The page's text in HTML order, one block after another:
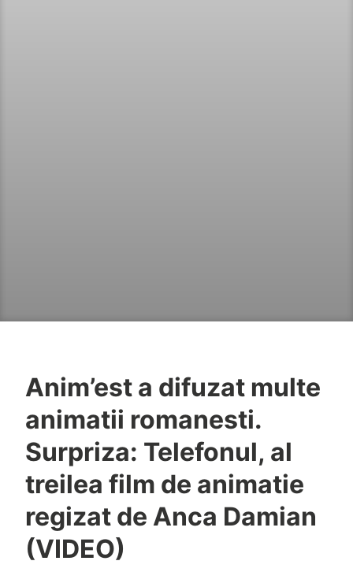
Anim’est a difuzat multe
animatii romanesti.
Surpriza: Telefonul, al
treilea film de animatie
regizat de Anca Damian
(VIDEO)